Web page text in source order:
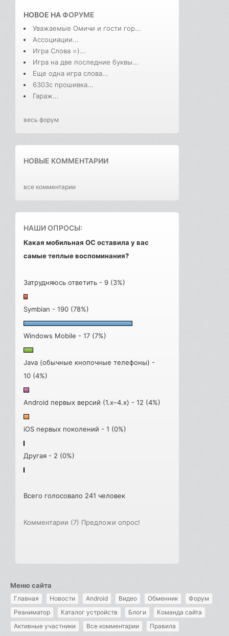
НОВОЕ НАФОРУМЕ
Уважаемые Омичи и гости гор...
Ассоциации...
Игра Слова =)...
Игра на две последние буквы...
Еще одна игра слова...
6303с прошивка...
Гараж...
весь форум
НОВЫЕ КОММЕНТАРИИ
все комментарии
НАШИ ОПРОСЫ:
Какая мобильная ОС оставила у вас
самые теплые воспоминания?
Затрудняюсь ответить - 9 (3%)
Symbian - 190 (78%)
Windows Mobile - 17 (7%)
Java (обычные кнопочные телефоны) -
10 (4%)
Android первых версий (1.x–4.x) - 12 (4%)
iOS первых поколений - 1 (0%)
Другая - 2 (0%)
Всего голосовало 241 человек
Комментарии (7) Предложи опрос!
Меню сайта
Главная Новости Android Видео Обменник
Форум
Реаниматор
Каталог устройств Блоги
Команда сайта
Активные участники
Все комментарии Правила